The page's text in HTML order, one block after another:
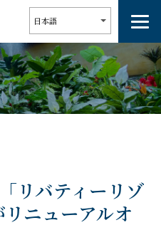
リバティーリゾ
ニューアルオ